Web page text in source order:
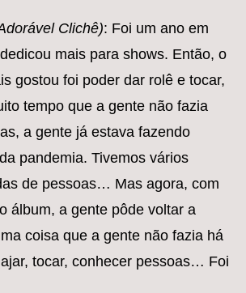
Clichê): Foi um ano em
mais para shows. Então, o
gostou foi poder dar rolê e tocar,
tempo que a gente não fazia
a gente já estava fazendo
pandemia. Tivemos vários
de pessoas… Mas agora, com
álbum, a gente pôde voltar a
coisa que a gente não fazia há
tocar, conhecer pessoas… Foi